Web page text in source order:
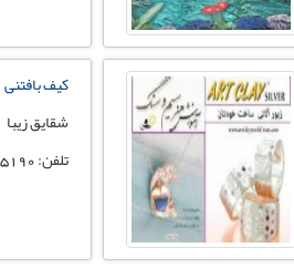
کیف بافتنی
شقایق زیبا
تلفن: 09036425190